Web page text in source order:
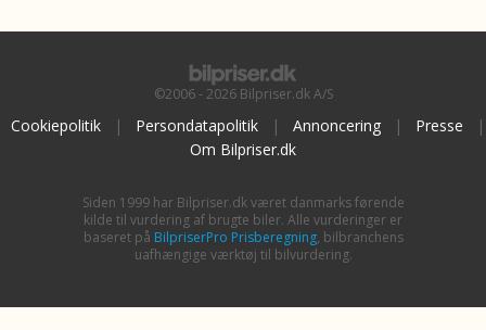
©2006 - 2026 Bilpriser.dk A/S
Cookiepolitik | Persondatapolitik | Annoncering | Presse
|
Om Bilpriser.dk
Siden 1999 har Bilpriser.dk været danmarks førende
kilde til vurdering af brugte biler. Alle vurderinger er
baseret på BilpriserPro Prisberegning, bilbranchens
uafhængige værktøj til bilvurdering.